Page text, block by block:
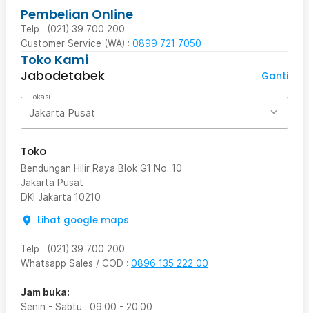
Pembelian Online
Telp : (021) 39 700 200
Customer Service (WA) : 0899 721 7050
Toko Kami
Jabodetabek
Ganti
Lokasi
Jakarta Pusat
Toko
Bendungan Hilir Raya Blok G1 No. 10
Jakarta Pusat
DKI Jakarta 10210
Lihat google maps
Telp : (021) 39 700 200
Whatsapp Sales / COD : 0896 135 222 00
Jam buka:
Senin - Sabtu : 09:00 - 20:00